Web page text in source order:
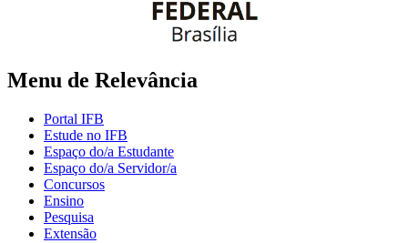
Menu de Relevância
Portal IFB
Estude no IFB
Espaço do/a Estudante
Espaço do/a Servidor/a
Concursos
Ensino
Pesquisa
Extensão